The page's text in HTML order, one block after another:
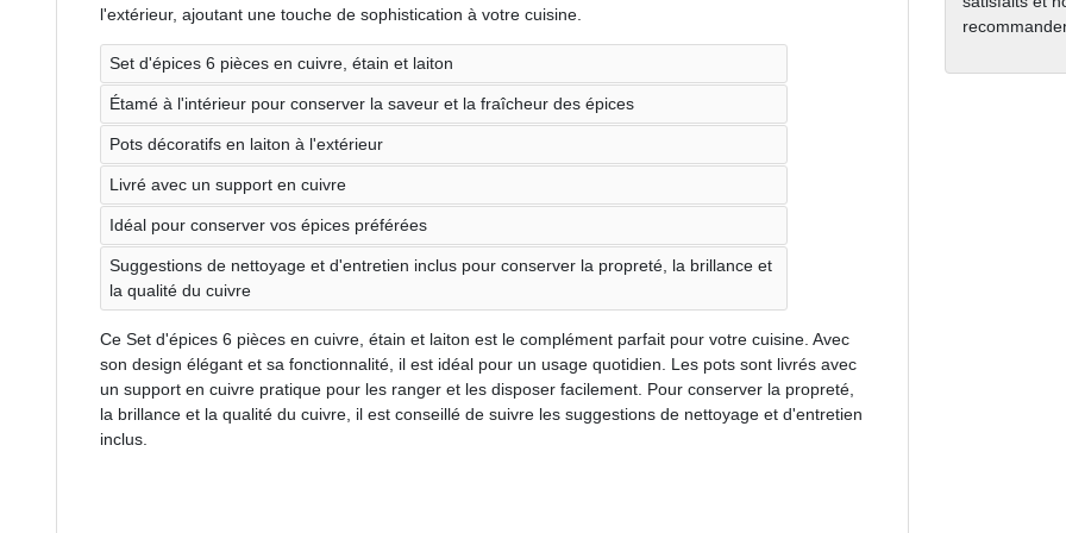
l'extérieur, ajoutant une touche de sophistication à votre cuisine.
Set d'épices 6 pièces en cuivre, étain et laiton
Étamé à l'intérieur pour conserver la saveur et la fraîcheur des épices
Pots décoratifs en laiton à l'extérieur
Livré avec un support en cuivre
Idéal pour conserver vos épices préférées
Suggestions de nettoyage et d'entretien inclus pour conserver la propreté, la brillance et
la qualité du cuivre
Ce Set d'épices 6 pièces en cuivre, étain et laiton est le complément parfait pour votre cuisine. Avec
son design élégant et sa fonctionnalité, il est idéal pour un usage quotidien. Les pots sont livrés avec
un support en cuivre pratique pour les ranger et les disposer facilement. Pour conserver la propreté,
la brillance et la qualité du cuivre, il est conseillé de suivre les suggestions de nettoyage et d'entretien
inclus.